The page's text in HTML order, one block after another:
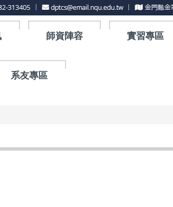
師資陣容 實習專區
系友專區